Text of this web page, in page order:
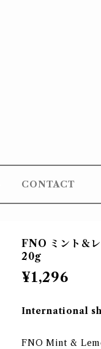
CONTACT
FNO ミント＆
20g
¥1,296
International
FNO Mint &